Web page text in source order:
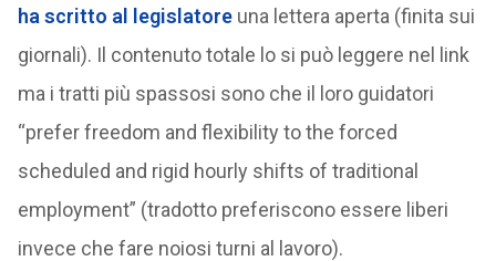
ha scritto al legislatoreuna lettera aperta (finita sui
giornali). Il contenuto totale lo si può leggere nel link
ma i tratti più spassosi sono che il loro guidatori
“prefer freedom and flexibility to the forced
scheduled and rigid hourly shifts of traditional
employment” (tradotto preferiscono essere liberi
invece che fare noiosi turni al lavoro).